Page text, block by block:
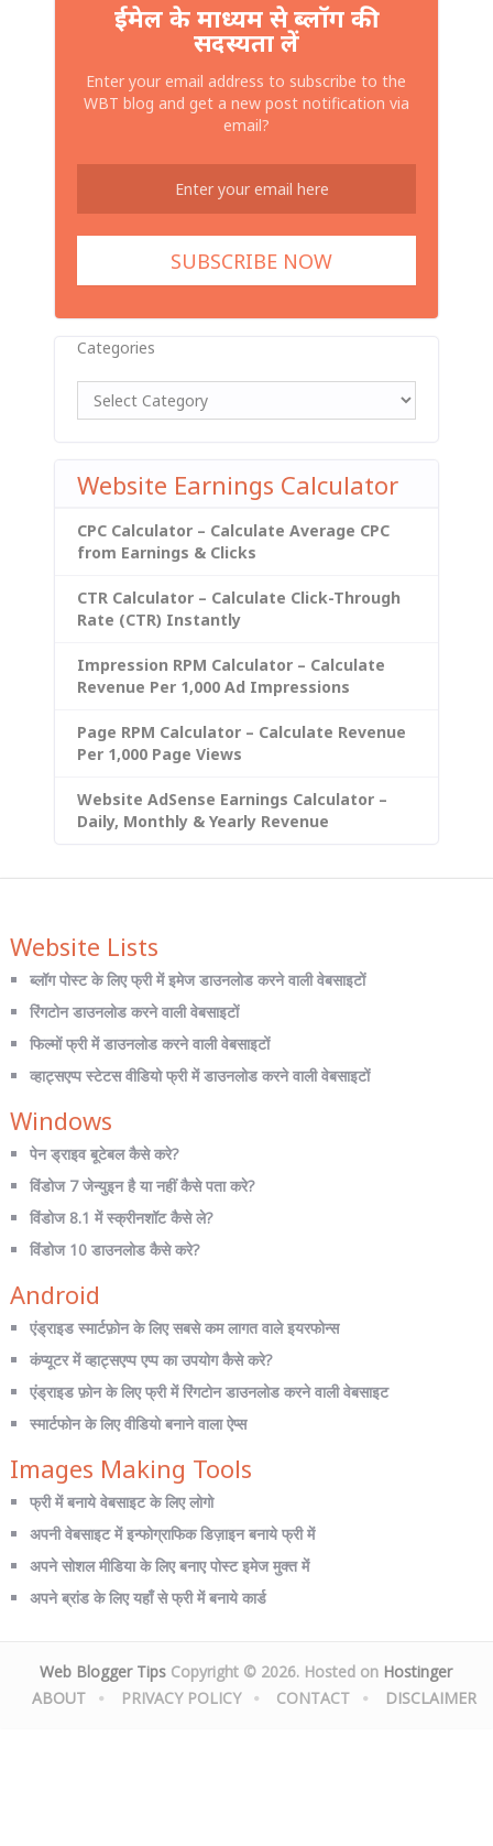
ईमेल के माध्यम से ब्लॉग की
सदस्यता लें
Enter your email address to subscribe to the
WBT blog and get a new post notification via
email?
Categories
Website Earnings Calculator
CPC Calculator – Calculate Average CPC
from Earnings & Clicks
CTR Calculator – Calculate Click-Through
Rate (CTR) Instantly
Impression RPM Calculator – Calculate
Revenue Per 1,000 Ad Impressions
Page RPM Calculator – Calculate Revenue
Per 1,000 Page Views
Website AdSense Earnings Calculator –
Daily, Monthly & Yearly Revenue
Website Lists
ब्लॉग पोस्ट के लिए फ्री में इमेज डाउनलोड करने वाली वेबसाइटों
रिंगटोन डाउनलोड करने वाली वेबसाइटों
फिल्मों फ्री में डाउनलोड करने वाली वेबसाइटों
व्हाट्सएप्प स्टेटस वीडियो फ्री में डाउनलोड करने वाली वेबसाइटों
Windows
पेन ड्राइव बूटेबल कैसे करे?
विंडोज 7 जेन्युइन है या नहीं कैसे पता करे?
विंडोज 8.1 में स्क्रीनशॉट कैसे ले?
विंडोज 10 डाउनलोड कैसे करे?
Android
एंड्राइड स्मार्टफ़ोन के लिए सबसे कम लागत वाले इयरफोन्स
कंप्यूटर में व्हाट्सएप्प एप्प का उपयोग कैसे करे?
एंड्राइड फ़ोन के लिए फ्री में रिंगटोन डाउनलोड करने वाली वेबसाइट
स्मार्टफोन के लिए वीडियो बनाने वाला ऐप्स
Images Making Tools
फ्री में बनाये वेबसाइट के लिए लोगो
अपनी वेबसाइट में इन्फोग्राफिक डिज़ाइन बनाये फ्री में
अपने सोशल मीडिया के लिए बनाए पोस्ट इमेज मुक्त में
अपने ब्रांड के लिए यहाँ से फ्री में बनाये कार्ड
Web Blogger Tips Copyright © 2026. Hosted on Hostinger
ABOUT
PRIVACY POLICY CONTACT DISCLAIMER